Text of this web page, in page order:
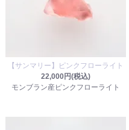
【サンマリー】ピンクフローライト
22,000円(税込)
モンブラン産ピンクフローライト